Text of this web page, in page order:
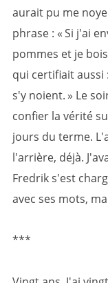
aurait pu me
phrase : « Si j'ai
pommes et je
qui certifiait aussi
s'y noient. » Le
confier la vérité
jours du terme.
l'arrière, déjà.
Fredrik s'est
avec ses mots,
***